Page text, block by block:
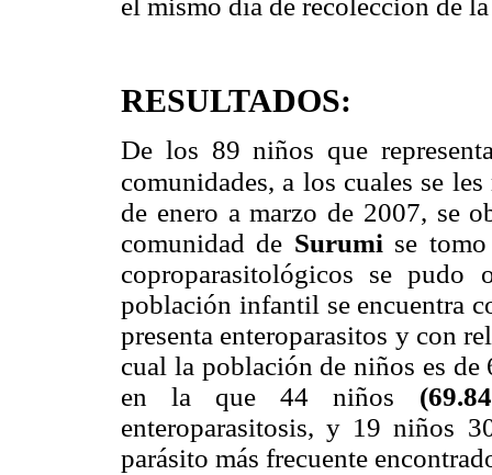
RESULTADOS:
De los 89 niños que
comunidades, a los cuales se
de enero a marzo de 2007, se
comunidad de Surumi se
coproparasitológicos se
población infantil se encuentra
presenta enteroparasitos y con
cual la población de niños es de
en la que 44 niños
enteroparasitosis, y 19 niños
parásito más frecuente